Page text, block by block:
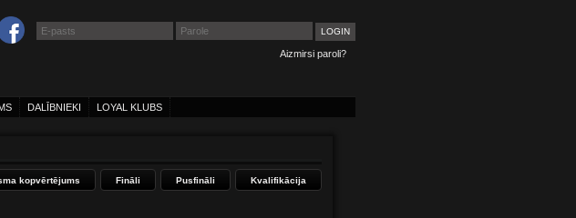
Aizmirsi paroli?
DALĪBNIEKI LOYAL KLUBS
Kvalifikācija
Pusfināli
Fināli
kopvērtējums